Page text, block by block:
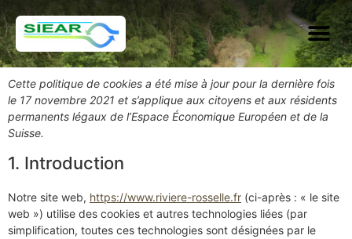
Cette politique de cookies a été mise à jour pour la dernière fois
le 17 novembre 2021 et s’applique aux citoyens et aux résidents
permanents légaux de l’Espace Économique Européen et de la
Suisse.
1. Introduction
Notre site web, https://www.riviere-rosselle.fr (ci-après : « le site
web ») utilise des cookies et autres technologies liées (par
simplification, toutes ces technologies sont désignées par le